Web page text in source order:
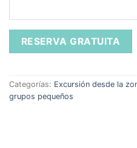
Categorías: Excursión desde la
grupos pequeños